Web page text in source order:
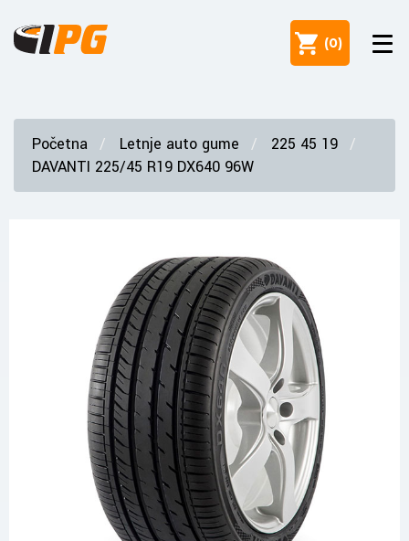
(0)
Početna Letnje auto gume
225 45 19
DAVANTI 225/45 R19 DX640 96W